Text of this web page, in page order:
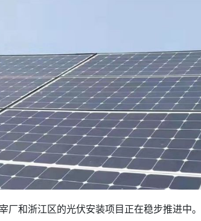
厂和浙江区的光伏安装项目正在稳步推进中